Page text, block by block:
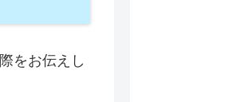
をお伝えし